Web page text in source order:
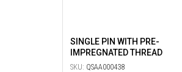
SINGLE PIN WITH PRE-
IMPREGNATED THREAD
SKU: QSAA000438